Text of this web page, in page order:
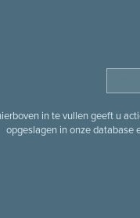
in te vullen geeft u
opgeslagen in onze database